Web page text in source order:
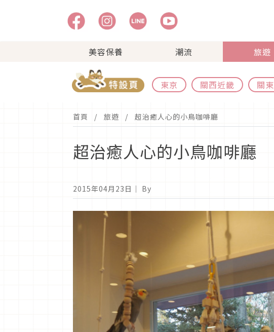
美容保養 潮流 旅遊
東京 關西近畿 關東
首頁 旅遊 超治癒人心的小鳥咖啡廳
超治癒人心的小鳥咖啡廳
2015年04月23日 ｜ By